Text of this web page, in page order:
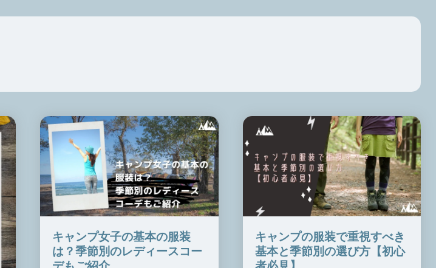
キャンプ女子の基本の服装
は？季節別のレディースコー
キャンプの服装で重視すべき
基本と季節別の選び方【初心